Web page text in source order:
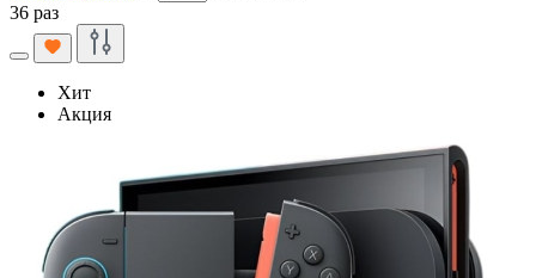
36 раз
Хит
Акция